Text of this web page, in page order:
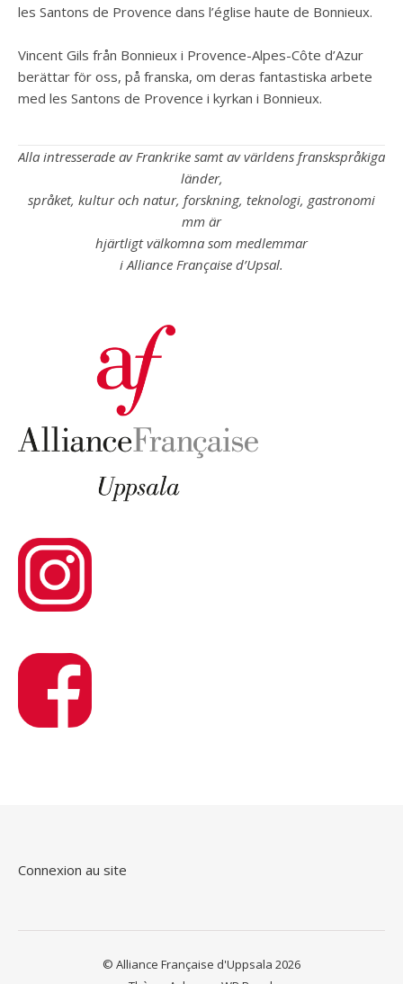
les Santons de Provence dans l’église haute de Bonnieux.
Vincent Gils från Bonnieux i Provence-Alpes-Côte d’Azur
berättar för oss, på franska, om deras fantastiska arbete
med les Santons de Provence i kyrkan i Bonnieux.
Alla intresserade av Frankrike samt av världens franskspråkiga
länder,
språket, kultur och natur, forskning, teknologi, gastronomi
mm är
hjärtligt välkomna som medlemmar
i Alliance Française d’Upsal.
Connexion au site
© Alliance Française d'Uppsala 2026